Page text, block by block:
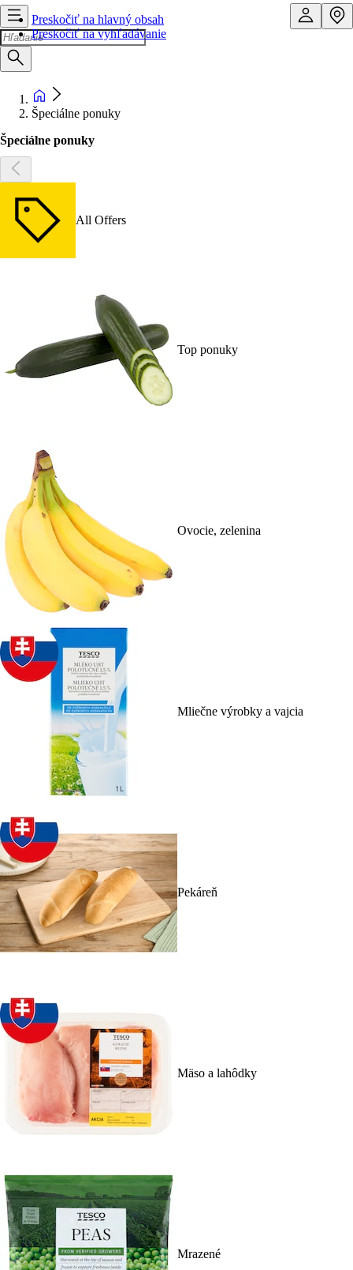
Preskočiť na hlavný obsah
Preskočiť na vyhľadávanie
Špeciálne ponuky
Špeciálne ponuky
All Offers
Top ponuky
Ovocie, zelenina
Mliečne výrobky a vajcia
Pekáreň
Mäso a lahôdky
Mrazené